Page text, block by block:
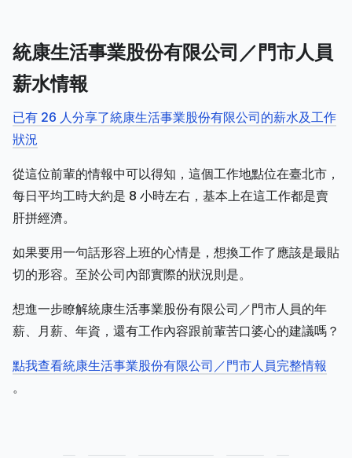
統康生活事業股份有限公司／門市人員
薪水情報
已有 26 人分享了統康生活事業股份有限公司的薪水及工作
狀況
從這位前輩的情報中可以得知，這個工作地點位在臺北市，
每日平均工時大約是 8 小時左右，基本上在這工作都是賣
肝拼經濟。
如果要用一句話形容上班的心情是，想換工作了應該是最貼
切的形容。至於公司內部實際的狀況則是。
想進一步瞭解統康生活事業股份有限公司／門市人員的年
薪、月薪、年資，還有工作內容跟前輩苦口婆心的建議嗎？
點我查看統康生活事業股份有限公司／門市人員完整情報
。